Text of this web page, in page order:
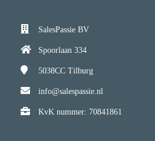
SalesPassie BV
Spoorlaan 334
5038CC Tilburg
info@salespassie.nl
KvK nummer: 70841861